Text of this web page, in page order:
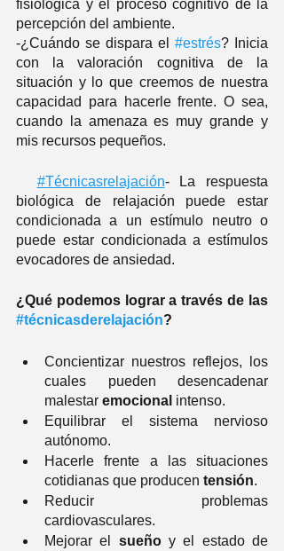
fisiológica y el proceso cognitivo de la
percepción del ambiente.
-¿Cuándo se dispara el #estrés? Inicia
con la valoración cognitiva de la
situación y lo que creemos de nuestra
capacidad para hacerle frente. O sea,
cuando la amenaza es muy grande y
mis recursos pequeños.
#Técnicasrelajación- La respuesta
biológica de relajación puede estar
condicionada a un estímulo neutro o
puede estar condicionada a estímulos
evocadores de ansiedad.
#técnicasderelajación?
Concientizar nuestros reflejos, los
cuales pueden desencadenar
malestar emocional intenso.
Equilibrar el sistema nervioso
autónomo.
Hacerle frente a las situaciones
cotidianas que producen tensión.
Reducir problemas
cardiovasculares.
Mejorar el sueño y el estado de